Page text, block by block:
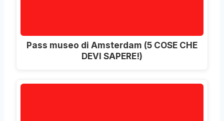
Pass museo di Amsterdam (5 COSE CHE
DEVI SAPERE!)